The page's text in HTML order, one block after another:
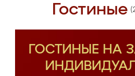
Гостиные
ГОСТИНЫЕ НА